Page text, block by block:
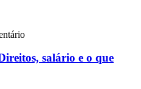
salário e o que